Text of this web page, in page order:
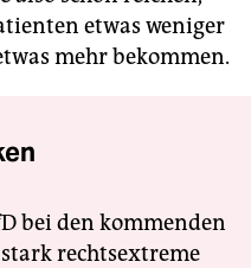
etwas weniger
mehr bekommen.
bei den kommenden
rechtsextreme